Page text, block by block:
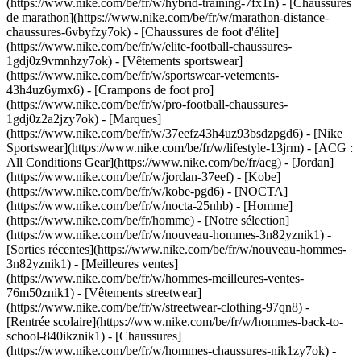
(https://www.nike.com/be/fr/w/hybrid-training-7fx1n) - [Chaussures
de marathon](https://www.nike.com/be/fr/w/marathon-distance-
chaussures-6vbyfzy7ok) - [Chaussures de foot d'élite]
(https://www.nike.com/be/fr/w/elite-football-chaussures-
1gdj0z9vmnhzy7ok) - [Vêtements sportswear]
(https://www.nike.com/be/fr/w/sportswear-vetements-
43h4uz6ymx6) - [Crampons de foot pro]
(https://www.nike.com/be/fr/w/pro-football-chaussures-
1gdj0z2a2jzy7ok) - [Marques]
(https://www.nike.com/be/fr/w/37eefz43h4uz93bsdzpgd6) - [Nike
Sportswear](https://www.nike.com/be/fr/w/lifestyle-13jrm) - [ACG :
All Conditions Gear](https://www.nike.com/be/fr/acg) - [Jordan]
(https://www.nike.com/be/fr/w/jordan-37eef) - [Kobe]
(https://www.nike.com/be/fr/w/kobe-pgd6) - [NOCTA]
(https://www.nike.com/be/fr/w/nocta-25nhb) - [Homme]
(https://www.nike.com/be/fr/homme) - [Notre sélection]
(https://www.nike.com/be/fr/w/nouveau-hommes-3n82yznik1) -
[Sorties récentes](https://www.nike.com/be/fr/w/nouveau-hommes-
3n82yznik1) - [Meilleures ventes]
(https://www.nike.com/be/fr/w/hommes-meilleures-ventes-
76m50znik1) - [Vêtements streetwear]
(https://www.nike.com/be/fr/w/streetwear-clothing-97qn8) -
[Rentrée scolaire](https://www.nike.com/be/fr/w/hommes-back-to-
school-840ikznik1) - [Chaussures]
(https://www.nike.com/be/fr/w/hommes-chaussures-nik1zy7ok) -